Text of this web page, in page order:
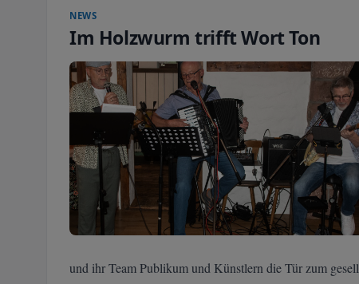
NEWS
Im Holzwurm trifft Wort Ton
und ihr Team Publikum und Künstlern die Tür zum